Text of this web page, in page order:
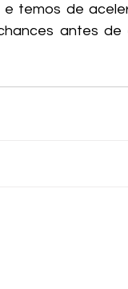
temos de
antes de